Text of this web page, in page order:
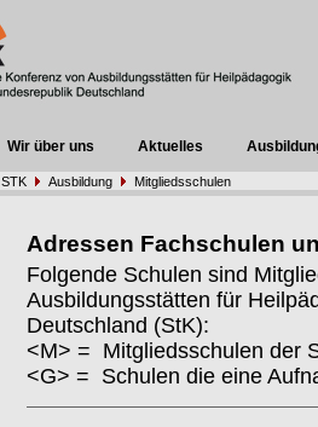
Wir über uns Aktuelles
STK Ausbildung Mitgliedsschulen
Adressen Fachschulen
Folgende Schulen sind
Ausbildungsstätten für
Deutschland (StK):
<M> = Mitgliedsschulen der
<G> = Schulen die eine